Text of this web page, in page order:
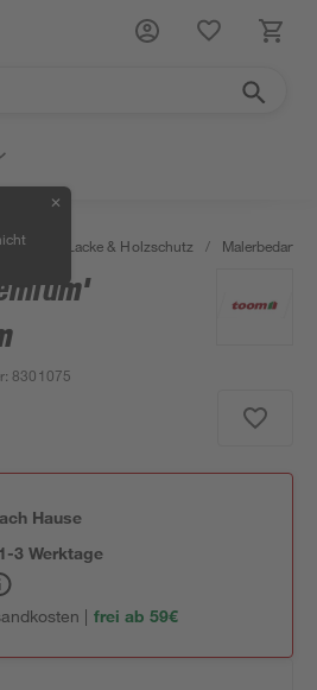
✕
/ Farben, Lacke & Holzschutz / Malerbedarf
: 8301075
Hause
3 Werktage
| frei ab 59€